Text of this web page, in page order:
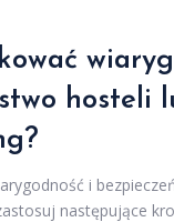
hosteli
i
następujące